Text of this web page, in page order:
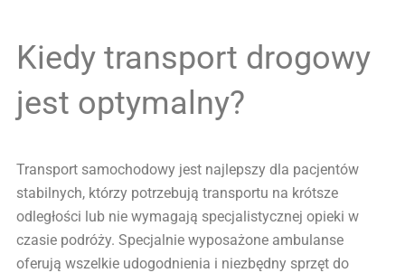
Kiedy transport drogowy
jest optymalny?
Transport samochodowy jest najlepszy dla pacjentów
stabilnych, którzy potrzebują transportu na krótsze
odległości lub nie wymagają specjalistycznej opieki w
czasie podróży. Specjalnie wyposażone ambulanse
oferują wszelkie udogodnienia i niezbędny sprzęt do